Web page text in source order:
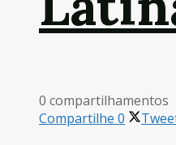
0 compartilhamentos
Compartilhe 0